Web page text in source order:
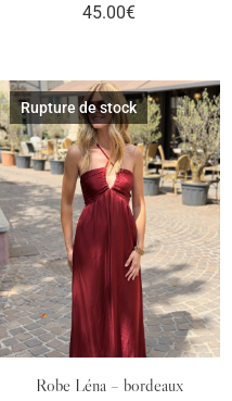
45.00€
Rupture de stock
Robe Léna – bordeaux